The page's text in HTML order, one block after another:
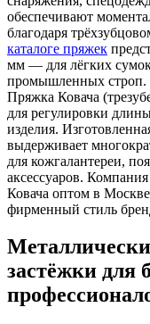
обеспечивают
благодаря
каталоге пряжек
мм — для лёгких
промышленных строп.
Пряжка Ковача
для регулировки
изделия.
выдерживает
для кожгалантереи,
аксессуаров.
Ковача оптом в
фирменный стиль
застёжки для